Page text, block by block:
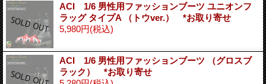
ACI 1/6 男性用ファッションブーツ ユニオンフ
ラッグ タイプA （トウver.） *お取り寄せ
5,980円(税込)
ACI 1/6 男性用ファッションブーツ （グロスブ
ラック） *お取り寄せ